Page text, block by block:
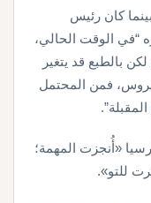
كان رئيس
“في الوقت الحالي،
بالطبع قد يتغير
فمن المحتمل
«أُنجزت المهمة؛
للتو».